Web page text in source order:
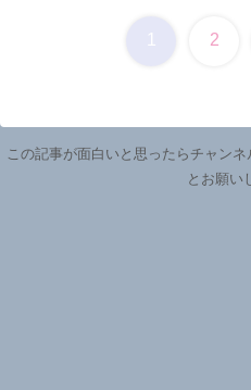
2
この記事が面白いと思ったらチャン
とお願い